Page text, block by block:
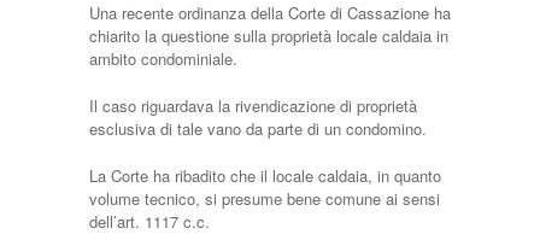
Una recente ordinanza della Corte di Cassazione ha
chiarito la questione sulla proprietà locale caldaia in
ambito condominiale.
Il caso riguardava la rivendicazione di proprietà
esclusiva di tale vano da parte di un condomino.
La Corte ha ribadito che il locale caldaia, in quanto
volume tecnico, si presume bene comune ai sensi
dell’art. 1117 c.c.